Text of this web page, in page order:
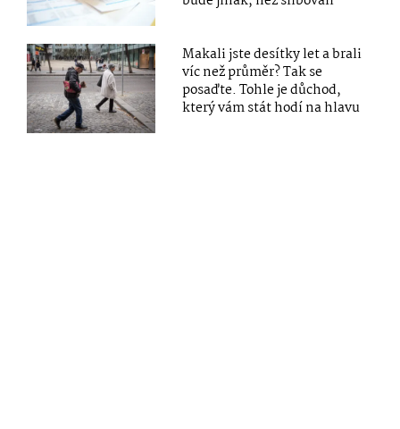
Makali jste desítky let a brali
víc než průměr? Tak se
posaďte. Tohle je důchod,
který vám stát hodí na hlavu